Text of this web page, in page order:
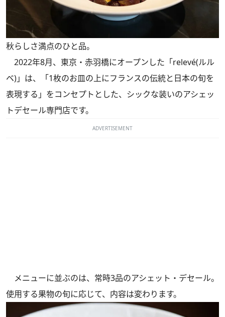
秋らしさ満点のひと品。
2022年8月、東京・赤羽橋にオープンした「relevé(ルル
ベ)」は、「1枚のお皿の上にフランスの伝統と日本の旬を
表現する」をコンセプトとした、シックな装いのアシェッ
トデセール専門店です。
ADVERTISEMENT
メニューに並ぶのは、常時3品のアシェット・デセール。
使用する果物の旬に応じて、内容は変わります。